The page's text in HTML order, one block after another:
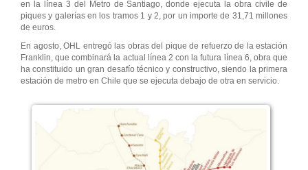
en la línea 3 del Metro de Santiago, donde ejecuta la obra civile de
piques y galerías en los tramos 1 y 2, por un importe de 31,71 millones
de euros.
En agosto, OHL entregó las obras del pique de refuerzo de la estación
Franklin, que combinará la actual línea 2 con la futura línea 6, obra que
ha constituido un gran desafío técnico y constructivo, siendo la primera
estación de metro en Chile que se ejecuta debajo de otra en servicio.